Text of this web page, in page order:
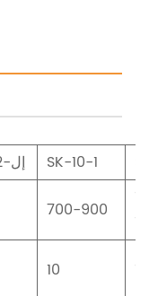
SK-5إل-2 SK-10-1
700-900
10 10